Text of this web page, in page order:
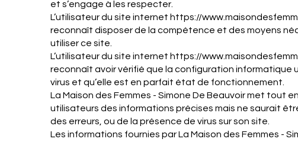
et s’engage à les respecter.
L’utilisateur du site internet https://
reconnaît disposer de la compétence et des moyens
utiliser ce site.
L’utilisateur du site internet https://
reconnaît avoir vérifié que la configuration informatique
virus et qu’elle est en parfait état de fonctionnement.
La Maison des Femmes - Simone De Beauvoir met tout
utilisateurs des informations précises mais ne saurait
des erreurs, ou de la présence de virus sur son site.
Les informations fournies par La Maison des Femmes -